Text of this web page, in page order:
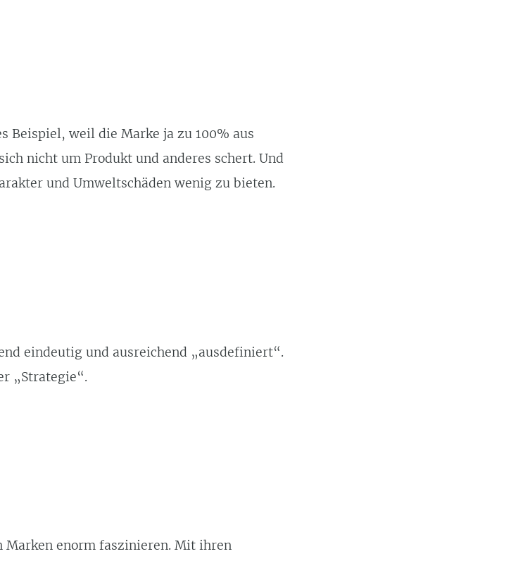
Beispiel, weil die Marke ja zu 100% aus
nicht um Produkt und anderes schert. Und
und Umweltschäden wenig zu bieten.
eindeutig und ausreichend „ausdefiniert“.
„Strategie“.
Marken enorm faszinieren. Mit ihren